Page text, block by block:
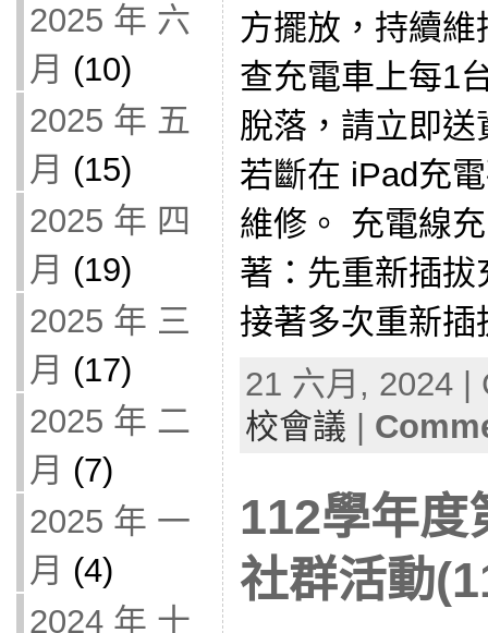
2025 年 六
月 (10)
2025 年 五
月 (15)
2025 年 四
月 (19)
2025 年 三
月 (17)
2025 年 二
月 (7)
2025 年 一
月 (4)
2024 年 十
方擺放，持續
查充電車上每1
脫落，請立即
若斷在 iPad充
維修。 充電線
著：先重新插
接著多次重新
21 六月, 2024
校會議
112學年度
社群活動